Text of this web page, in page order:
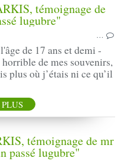
…
de 17 ans et demi -
de mes souvenirs,
plus où j’étais ni ce qu’il
témoignage de mr
passé lugubre"